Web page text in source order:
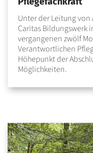
Unter der Leitung von
Caritas Bildungswerk
vergangenen zwölf
Verantwortlichen
Höhepunkt der
Möglichkeiten.